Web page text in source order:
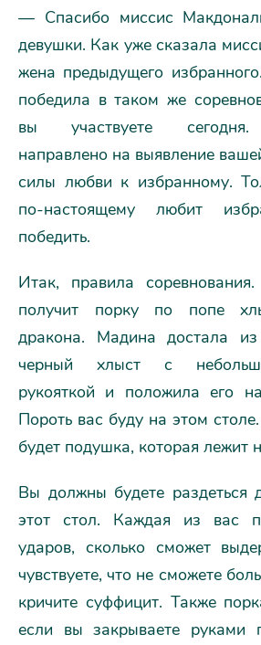
— Спасибо миссис
девушки. Как уже сказала
жена предыдущего
победила в таком же
вы участвуете сегодня.
направлено на выявление
силы любви к избранному.
по-настоящему любит
победить.
Итак, правила
получит порку по попе
дракона. Мадина достала
черный хлыст с
рукояткой и положила его
Пороть вас буду на этом
будет подушка, которая лежит
Вы должны будете раздеться
этот стол. Каждая из вас
ударов, сколько сможет
чувствуете, что не сможете
кричите суффицит. Также
если вы закрываете руками